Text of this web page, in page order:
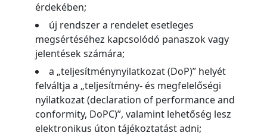
érdekében;
új rendszer a rendelet esetleges
megsértéséhez kapcsolódó panaszok vagy
jelentések számára;
a „teljesítménynyilatkozat (DoP)” helyét
felváltja a „teljesítmény- és megfelelőségi
nyilatkozat (declaration of performance and
conformity, DoPC)”, valamint lehetőség lesz
elektronikus úton tájékoztatást adni;